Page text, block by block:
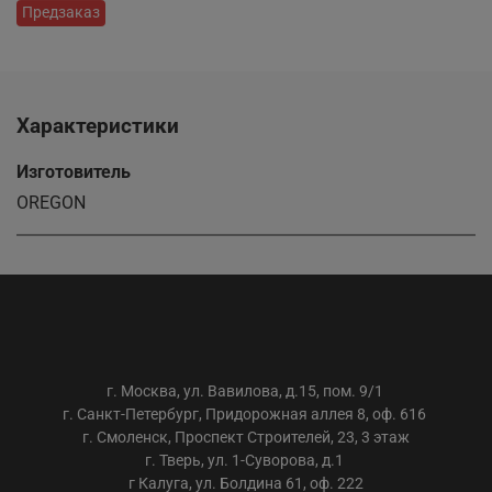
Предзаказ
Характеристики
Изготовитель
OREGON
г. Москва, ул. Вавилова, д.15, пом. 9/1
г. Санкт-Петербург, Придорожная аллея 8, оф. 616
г. Смоленск, Проспект Строителей, 23, 3 этаж
г. Тверь, ул. 1-Суворова, д.1
г Калуга, ул. Болдина 61, оф. 222